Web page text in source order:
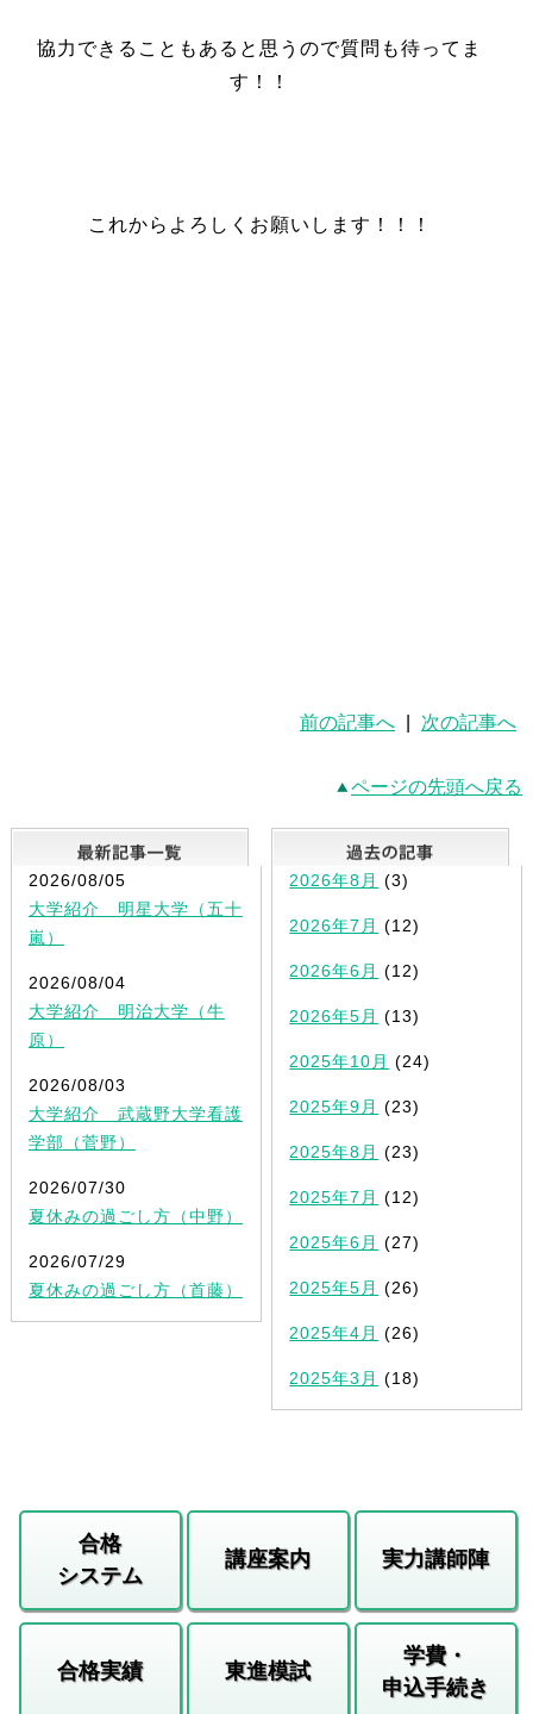
協力できることもあると思うので質問も待ってま
す！！
これからよろしくお願いします！！！
前の記事へ 次の記事へ
ページの先頭へ戻る
最新記事一覧
2026/08/05
大学紹介 明星大学（五十
嵐）
2026/08/04
大学紹介 明治大学（牛
原）
2026/08/03
大学紹介 武蔵野大学看護
学部（菅野）
2026/07/30
夏休みの過ごし方（中野）
2026/07/29
夏休みの過ごし方（首藤）
2026年8月 (3)
2026年7月 (12)
2026年6月 (12)
2026年5月 (13)
2025年10月 (24)
2025年9月 (23)
2025年8月 (23)
2025年7月 (12)
2025年6月 (27)
2025年5月 (26)
2025年4月 (26)
2025年3月 (18)
合格
システム
講座案内 実力講師陣
合格実績 東進模試
学費・
申込手続き